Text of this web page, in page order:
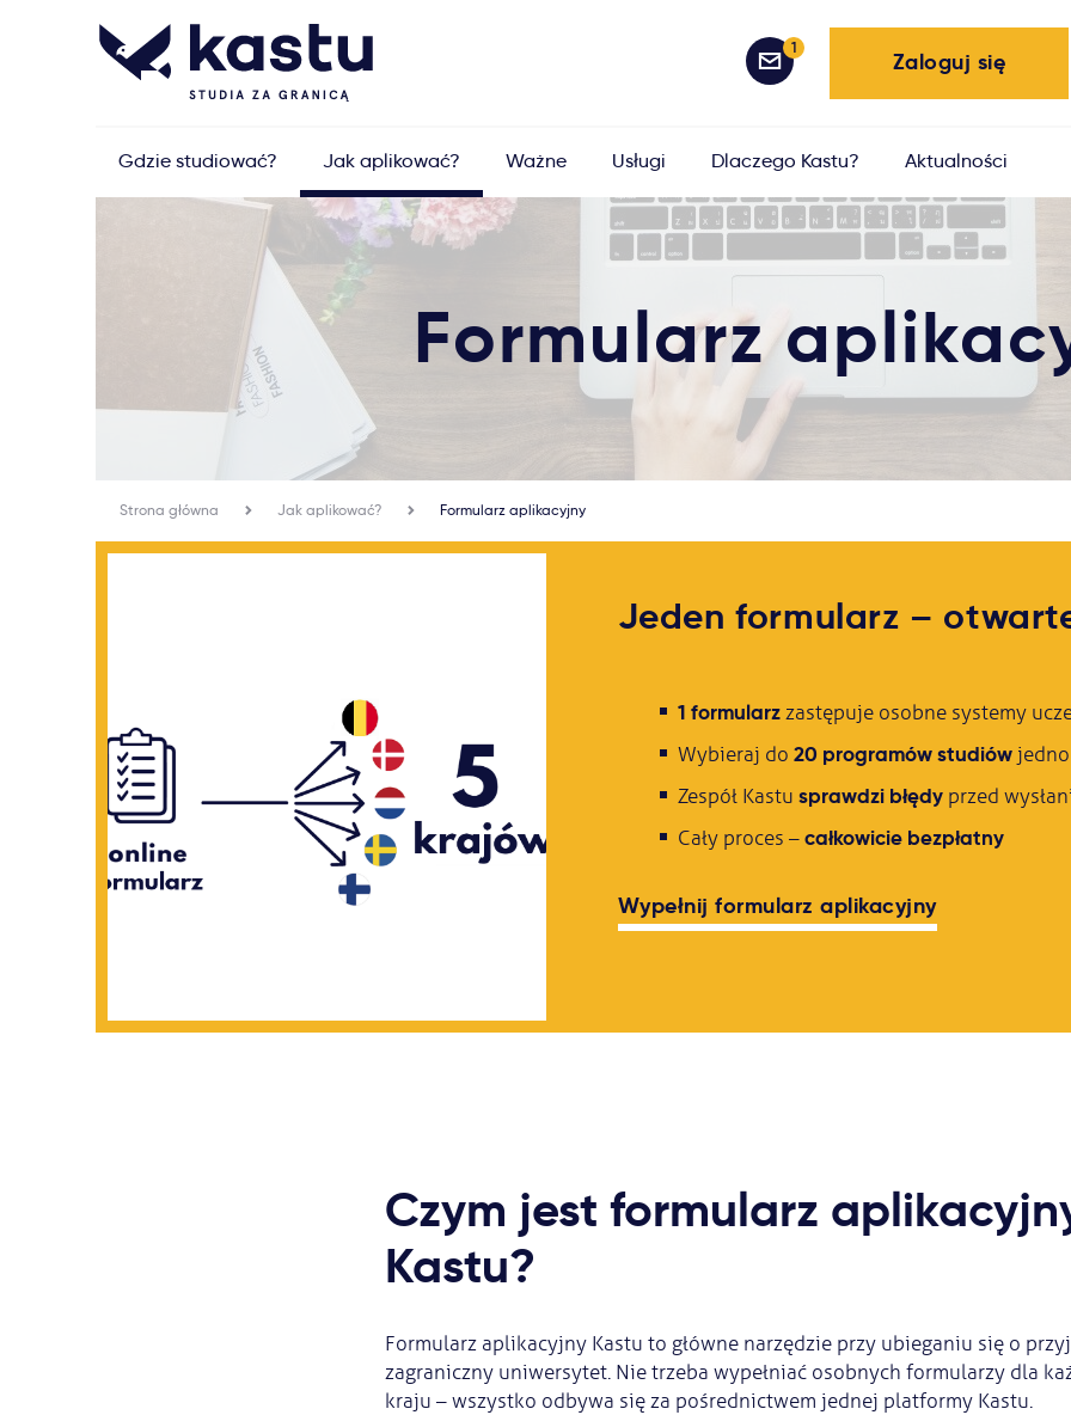
Zaloguj się
1
Gdzie studiować? Jak aplikować? Ważne Usługi Dlaczego Kastu? Aktualności
Formularz
Strona główna Jak aplikować? Formularz aplikacyjny
Jeden formularz –
1 formularzzastępuje osobne systemy
Wybieraj do 20 programów studiów
Zespół Kastu sprawdzi błędyprzed
Cały proces –całkowicie bezpłatny
Wypełnij formularz aplikacyjny
Czym jest formularz
Kastu?
Formularz aplikacyjny Kastu to główne narzędzie przy ubieganiu się o
zagraniczny uniwersytet. Nie trzeba wypełniać osobnych formularzy dla
kraju – wszystko odbywa się za pośrednictwem jednej platformy Kastu.